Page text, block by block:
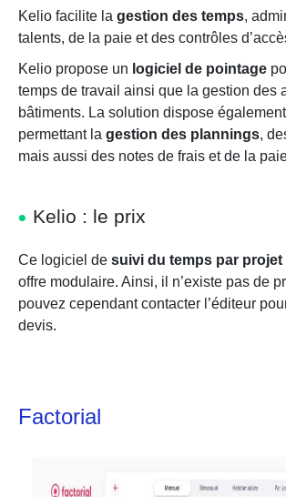
Kelio facilite la gestion des temps,
talents, de la paie et des contrôles
Kelio propose un logiciel de pointage
temps de travail ainsi que la gestion des
bâtiments. La solution dispose
permettant la gestion des plannings,
mais aussi des notes de frais et de la
Kelio : le prix
Ce logiciel de suivi du temps par projet
offre modulaire. Ainsi, il n’existe pas de
pouvez cependant contacter l’éditeur
devis.
Factorial